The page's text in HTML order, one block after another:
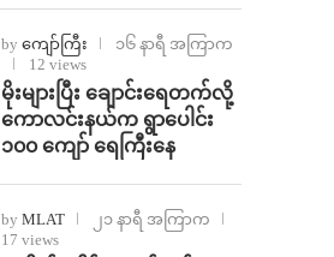
by ကျော်ကြီး
၁၆ နာရီ အကြာက
12 views
⁨မိုးများပြီး ချောင်းရေတက်လို့
ကောလင်းနယ်က ရွာပေါင်း
၁၀၀ ကျော် ရေကြီးနေ
by MLAT
၂၁ နာရီ အကြာက
17 views